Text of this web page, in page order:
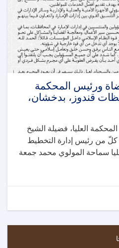
ورئيس المحكمة
قندوز، بدخشان،
العليا، فضيلة الشيخ
كلّ من رئيس إدارة التخطيط
سماحة المولوي محمد جمعة